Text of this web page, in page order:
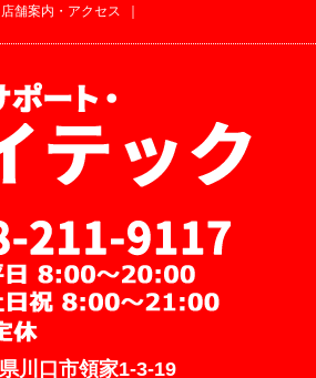
店舗案内・アクセス
｜
川口市領家1-3-19